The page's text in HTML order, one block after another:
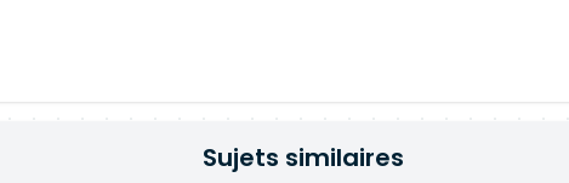
Sujets similaires